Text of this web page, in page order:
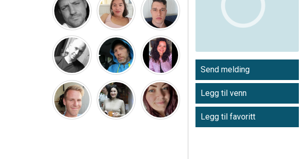
Send melding
Legg til venn
Legg til favoritt